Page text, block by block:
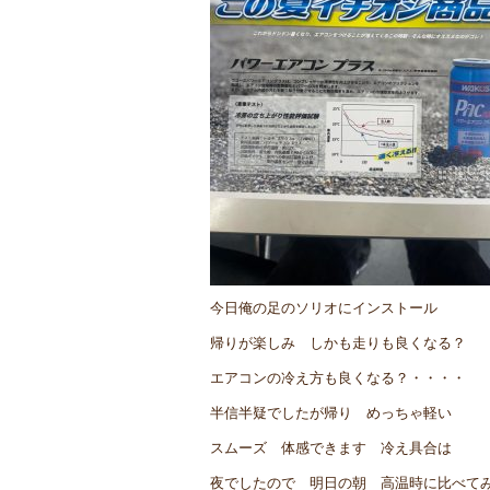
今日俺の足のソリオにインストール
帰りが楽しみ しかも走りも良くなる？
エアコンの冷え方も良くなる？・・・・
半信半疑でしたが帰り めっちゃ軽い
スムーズ 体感できます 冷え具合は
夜でしたので 明日の朝 高温時に比べて